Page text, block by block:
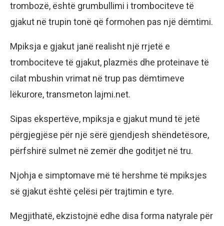
trombozë, është grumbullimi i trombociteve të
gjakut në trupin tonë që formohen pas një dëmtimi.
Mpiksja e gjakut janë realisht një rrjetë e
trombociteve të gjakut, plazmës dhe proteinave të
cilat mbushin vrimat në trup pas dëmtimeve
lëkurore, transmeton lajmi.net.
Sipas ekspertëve, mpiksja e gjakut mund të jetë
përgjegjëse për një sërë gjendjesh shëndetësore,
përfshirë sulmet në zemër dhe goditjet në tru.
Njohja e simptomave më të hershme të mpiksjes
së gjakut është çelësi për trajtimin e tyre.
Megjithatë, ekzistojnë edhe disa forma natyrale për